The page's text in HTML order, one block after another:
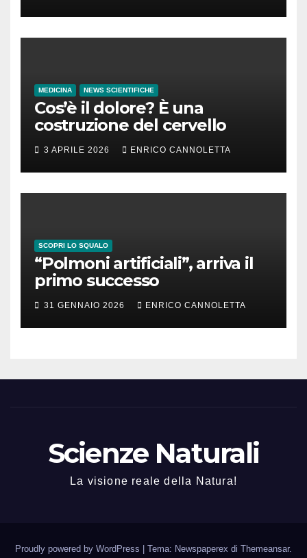
MEDICINA NEWS SCIENTIFICHE
Cos’è il dolore? È una
costruzione del cervello
3 APRILE 2026 ENRICO CANNOLETTA
SCOPRI LO SQUALO
“Polmoni artificiali”, arriva il
primo successo
31 GENNAIO 2026 ENRICO CANNOLETTA
Scienze Naturali
La visione reale della Natura!
Proudly powered by WordPress | Tema: Newspaperex di Themeansar.